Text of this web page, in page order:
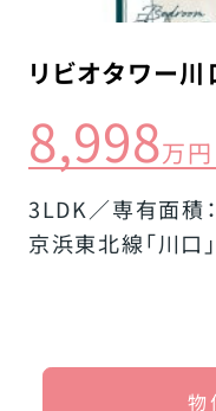
リビオタワー川
8,998万円
3LDK／専有面積
京浜東北線「川口
物